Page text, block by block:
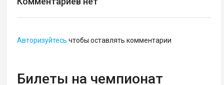
Авторизуйтесь чтобы оставлять комментарии
Билеты на чемпионат